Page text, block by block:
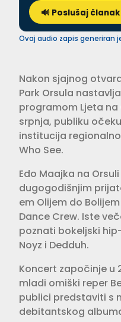
🔊 Poslušaj članak
Ovaj audio zapis generiran
Nakon sjajnog
Park Orsula
programom Ljeta na
srpnja, publiku
institucija
Who See.
Edo Maajka na
dugogodišnjim
em Olijem do
Dance Crew. Iste
poznati bokeljski
Noyz i Dedduh.
Koncert započinje u
mladi omiški reper
publici predstaviti s
debitantskog